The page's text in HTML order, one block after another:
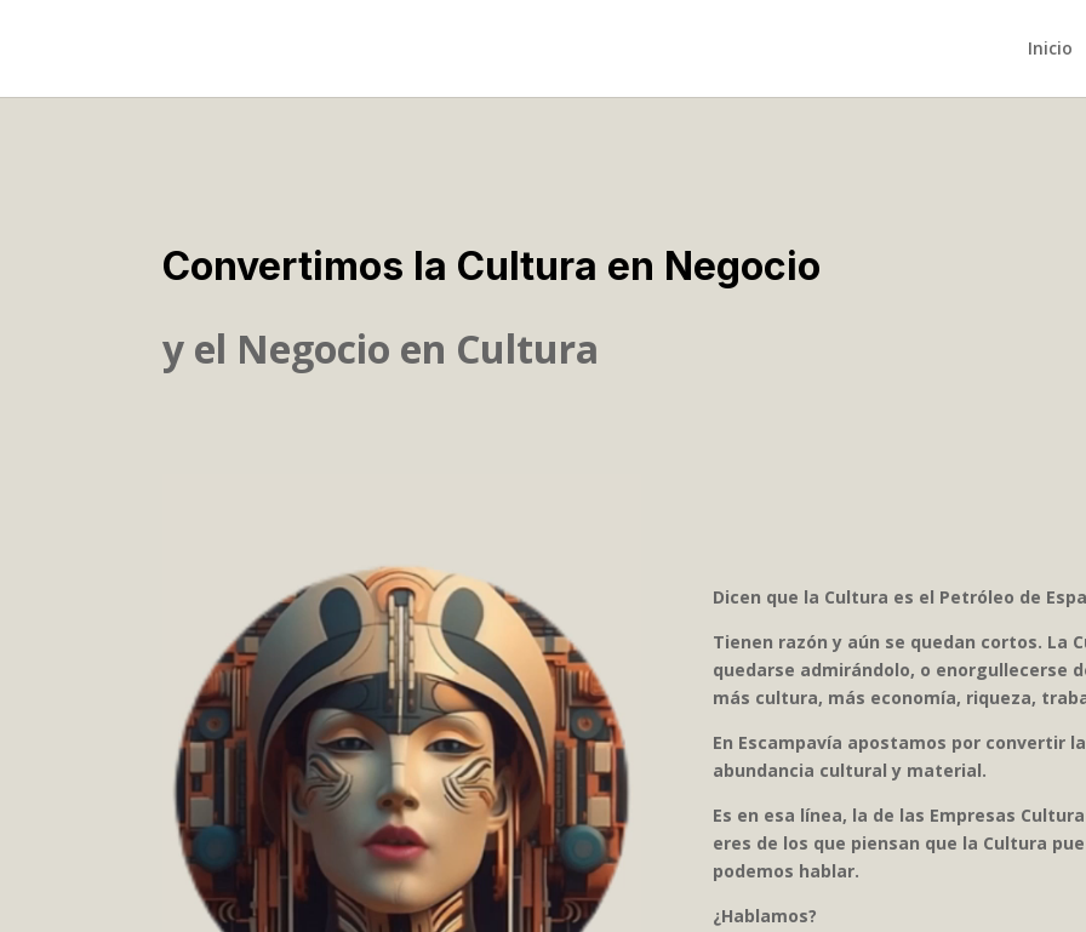
Inicio
Convertimos la Cultura en Negocio
y el Negocio en Cultura
Dicen que la Cultura es el Petróleo de
Tienen razón y aún se quedan cortos. La
quedarse admirándolo, o enorgullecerse
más cultura, más economía, riqueza,
En Escampavía apostamos por convertir
abundancia cultural y material.
Es en esa línea, la de las Empresas
eres de los que piensan que la Cultura
podemos hablar.
¿Hablamos?